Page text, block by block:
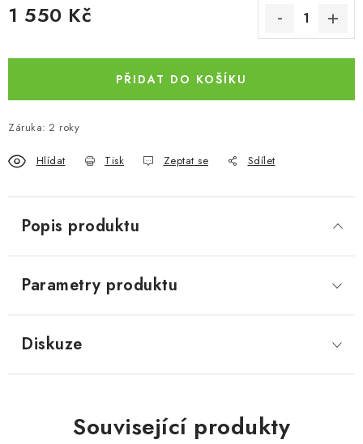
1 550 Kč
PŘIDAT DO KOŠÍKU
Záruka: 2 roky
Tisk Zeptat se
Hlídat Sdílet
Popis produktu
Parametry produktu
Diskuze
Související produkty